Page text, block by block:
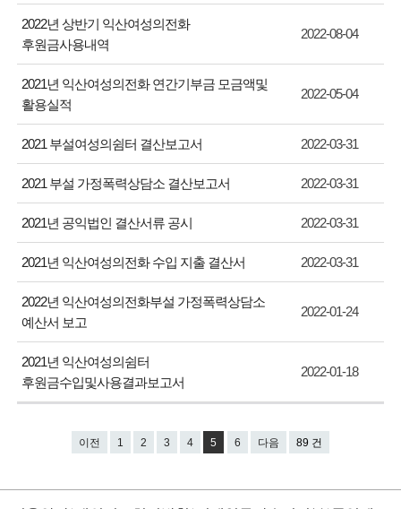
2022년 상반기 익산여성의전화
후원금사용내역
2022-08-04
2021년 익산여성의전화 연간기부금 모금액및
활용실적
2022-05-04
2021 부설여성의쉼터 결산보고서 2022-03-31
2021 부설 가정폭력상담소 결산보고서 2022-03-31
2021년 공익법인 결산서류 공시 2022-03-31
2021년 익산여성의전화 수입 지출 결산서 2022-03-31
2022년 익산여성의전화부설 가정폭력상담소
예산서 보고
2022-01-24
2021년 익산여성의쉼터
후원금수입및사용결과보고서
2022-01-18
이전 1 2 3 4 5 6 다음 89 건